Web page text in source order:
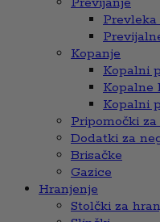
Kopanje
Kopalni
Kopalne
Kopalni
Pripomočki
Dodatki za
Brisačke
Gazice
Hranjenje
Stolčki za